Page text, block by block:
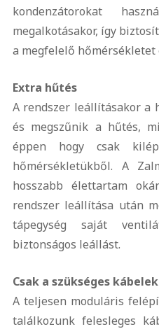
kondenzátorokat
megalkotásakor, így
a megfelelő hőmérsékletet
Extra hűtés
A rendszer leállításakor a
és megszűnik a hűtés,
éppen hogy csak
hőmérsékletükből. A
hosszabb élettartam
rendszer leállítása után
tápegység saját
biztonságos leállást.
Csak a szükséges kábelek
A teljesen moduláris
találkozunk felesleges